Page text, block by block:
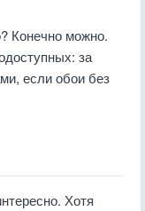
Конечно можно.
за
если обои без
Хотя